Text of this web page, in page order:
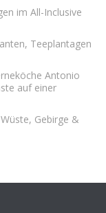
im All-Inclusive
Teeplantagen
Antonio
auf einer
Gebirge &